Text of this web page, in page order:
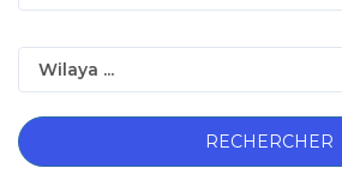
RECHERCHER